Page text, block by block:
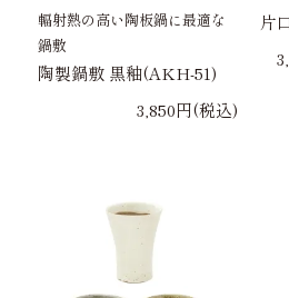
輻射熱の高い陶板鍋に最適な
鍋敷
陶製鍋敷 黒釉(AKH-51)
3,850円(税込)
片